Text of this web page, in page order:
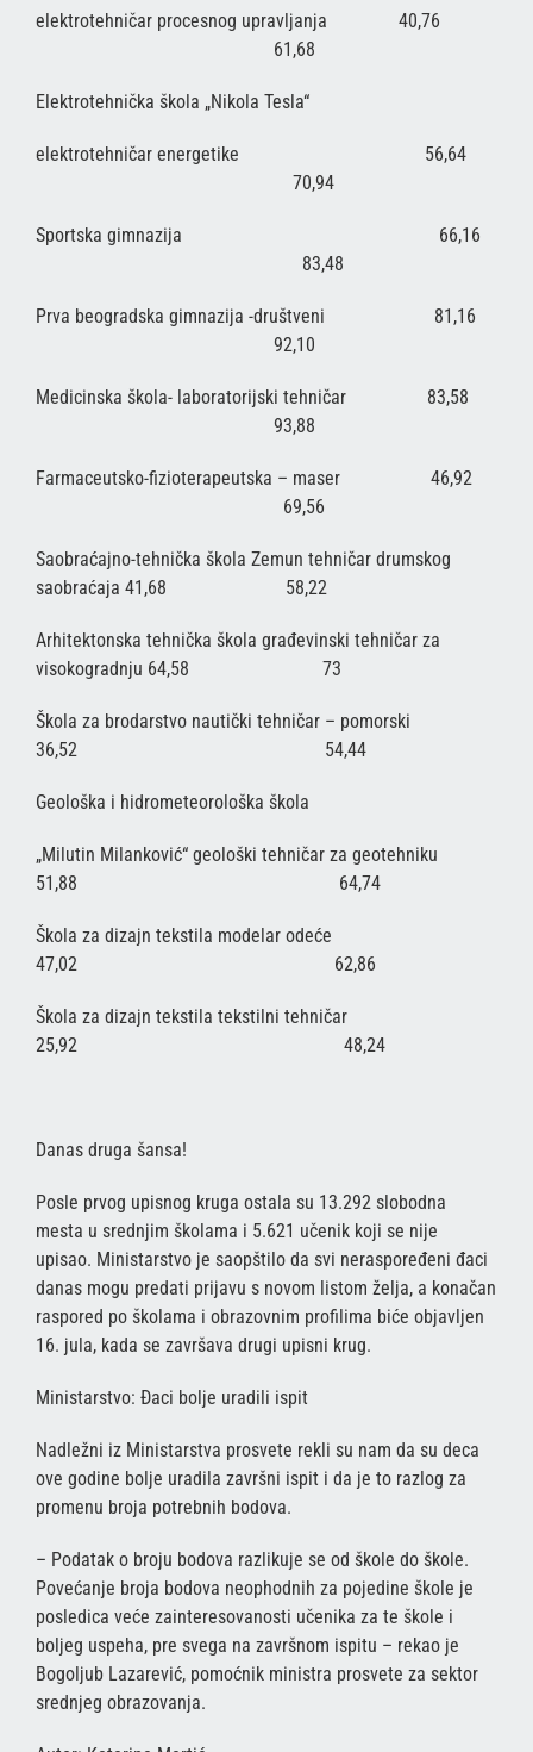
elektrotehničar procesnog upravljanja 40,76
61,68
Elektrotehnička škola „Nikola Tesla“
elektrotehničar energetike 56,64
70,94
Sportska gimnazija 66,16
83,48
Prva beogradska gimnazija -društveni 81,16
92,10
Medicinska škola- laboratorijski tehničar 83,58
93,88
Farmaceutsko-fizioterapeutska – maser 46,92
69,56
Saobraćajno-tehnička škola Zemun tehničar drumskog
saobraćaja 41,68 58,22
Arhitektonska tehnička škola građevinski tehničar za
visokogradnju 64,58 73
Škola za brodarstvo nautički tehničar – pomorski
36,52 54,44
Geološka i hidrometeorološka škola
„Milutin Milanković“ geološki tehničar za geotehniku
51,88 64,74
Škola za dizajn tekstila modelar odeće
47,02 62,86
Škola za dizajn tekstila tekstilni tehničar
25,92 48,24
Danas druga šansa!
Posle prvog upisnog kruga ostala su 13.292 slobodna
mesta u srednjim školama i 5.621 učenik koji se nije
upisao. Ministarstvo je saopštilo da svi neraspoređeni đaci
danas mogu predati prijavu s novom listom želja, a konačan
raspored po školama i obrazovnim profilima biće objavljen
16. jula, kada se završava drugi upisni krug.
Ministarstvo: Đaci bolje uradili ispit
Nadležni iz Ministarstva prosvete rekli su nam da su deca
ove godine bolje uradila završni ispit i da je to razlog za
promenu broja potrebnih bodova.
– Podatak o broju bodova razlikuje se od škole do škole.
Povećanje broja bodova neophodnih za pojedine škole je
posledica veće zainteresovanosti učenika za te škole i
boljeg uspeha, pre svega na završnom ispitu – rekao je
Bogoljub Lazarević, pomoćnik ministra prosvete za sektor
srednjeg obrazovanja.